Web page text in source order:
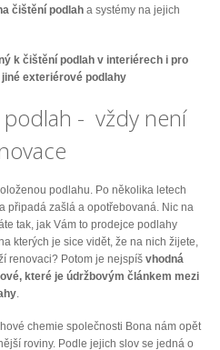
čištění podlah a systémy na jejich
k čištění podlah v interiérech i pro
exteriérové podlahy
podlah - vždy není
podlahu. Po několika letech
připadá zašlá a opotřebovaná. Nic na
tak, jak Vám to prodejce podlahy
kterých je sice vidět, že na nich žijete,
renovaci? Potom je nejspíš vhodná
které je údržbovým článkem mezi
.
chemie společnosti Bona nám opět
roviny. Podle jejich slov se jedná o